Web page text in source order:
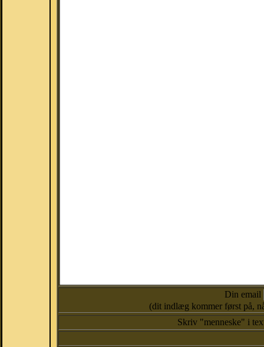
Din email
(dit indlæg kommer først på,
Skriv "menneske" i